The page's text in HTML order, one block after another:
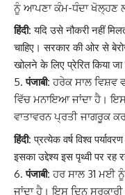
ਨੂੰ ਆਪਣਾ ਕੰਮ-ਧੰਦਾ ਖੋਲ੍ਹਣ
हिंदी: यदि उसे नौकरी नहीं
चाहिए। सरकार की ओर से
खोलने के लिए प्रेरित किया जा
पंजाबी: ਹਰੇਕ ਸਾਲ ਵਿਸ਼ਵ
ਵਿੱਚ ਮਨਾਇਆ ਜਾਂਦਾ ਹੈ।
ਵਾਤਾਵਰਨ ਪ੍ਰਤੀ ਜਾਗਰੂਕ
हिंदी: प्रत्येक वर्ष विश्व
इसका उद्देश्य इस पृथ्वी पर रह
पंजाबी: ਹਰ ਸਾਲ 31 ਮਈ
ਜਾਂਦਾ ਹੈ। ਇਸ ਦਿਨ